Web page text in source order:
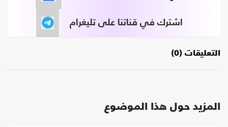
اشترك في قناتنا على تليغرام
التعليقات (0)
المزيد حول هذا الموضوع